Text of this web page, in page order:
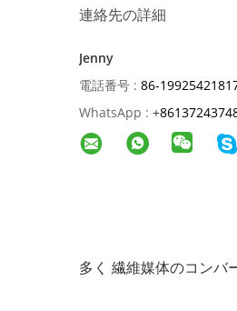
連絡先の詳細
Jenny
電話番号 : 86-
WhatsApp : +
多く 繊維媒体のコンバ